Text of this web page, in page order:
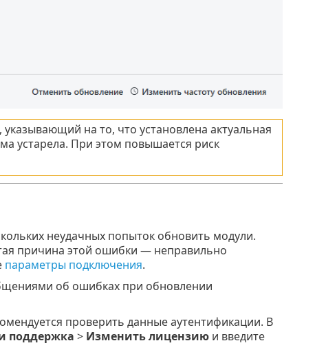
на то, что установлена актуальная
устарела. При этом повышается риск
неудачных попыток обновить модули.
причина этой ошибки — неправильно
параметры подключения.
об ошибках при обновлении
проверить данные аутентификации. В
поддержка > Изменить лицензиюи введите